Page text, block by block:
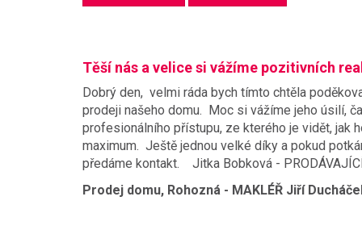
Těší nás a velice si vážíme pozitivních
Dobrý den, velmi ráda bych tímto chtěla
prodeji našeho domu. Moc si vážíme jeho úsilí,
profesionálního přístupu, ze kterého je vidět, jak
maximum. Ještě jednou velké díky a pokud
předáme kontakt. Jitka Bobková -
Prodej domu, Rohozná - MAKLÉŘ Jiří